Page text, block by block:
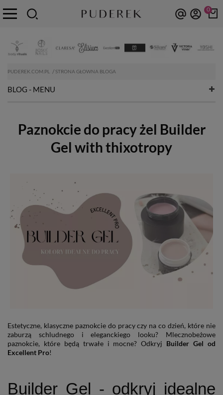
0
PUDEREK.COM.PL STRONA GŁOWNA BLOGA
BLOG - MENU
Paznokcie do pracy żel Builder
Gel with thixotropy
Estetyczne, klasyczne paznokcie do pracy czy na co dzień, które nie
zaburzą schludnego i eleganckiego looku? Mlecznobeżowe
paznokcie, które będą trwałe i mocne? Odkryj Builder Gel od
Excellent Pro!
Builder Gel - odkryj idealne